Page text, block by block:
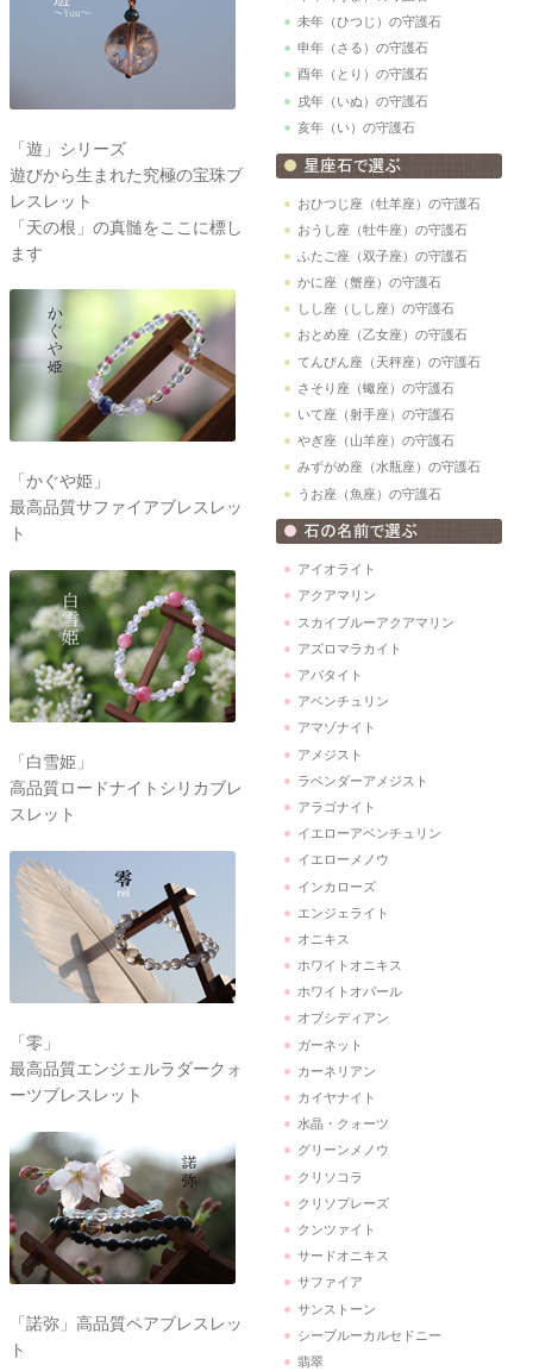
「遊」シリーズ
遊びから生まれた究極の宝珠ブ
レスレット
「天の根」の真髄をここに標し
ます
「かぐや姫」
最高品質サファイアブレスレッ
ト
「白雪姫」
高品質ロードナイトシリカブレ
スレット
「零」
最高品質エンジェルラダークォ
ーツブレスレット
「諾弥」高品質ペアブレスレッ
ト
未年（ひつじ）の守護石
申年（さる）の守護石
酉年（とり）の守護石
戌年（いぬ）の守護石
亥年（い）の守護石
おひつじ座（牡羊座）の守護石
おうし座（牡牛座）の守護石
ふたご座（双子座）の守護石
かに座（蟹座）の守護石
しし座（しし座）の守護石
おとめ座（乙女座）の守護石
てんびん座（天秤座）の守護石
さそり座（蠍座）の守護石
いて座（射手座）の守護石
やぎ座（山羊座）の守護石
みずがめ座（水瓶座）の守護石
うお座（魚座）の守護石
アイオライト
アクアマリン
スカイブルーアクアマリン
アズロマラカイト
アパタイト
アベンチュリン
アマゾナイト
アメジスト
ラベンダーアメジスト
アラゴナイト
イエローアベンチュリン
イエローメノウ
インカローズ
エンジェライト
オニキス
ホワイトオニキス
ホワイトオパール
オブシディアン
ガーネット
カーネリアン
カイヤナイト
水晶・クォーツ
グリーンメノウ
クリソコラ
クリソプレーズ
クンツァイト
サードオニキス
サファイア
サンストーン
シーブルーカルセドニー
翡翠